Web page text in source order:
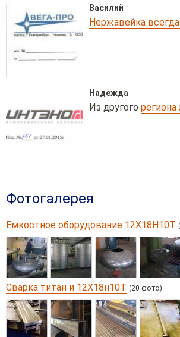
Василий
Нержавейка
Надежда
Из другогорегиона
Фотогалерея
Емкостное оборудование 12Х18Н10Т
Сварка титан и 12Х18н10Т (20 фото)